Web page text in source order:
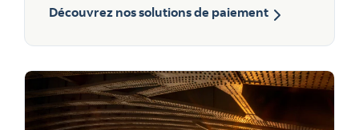
Découvrez nos solutions de paiement